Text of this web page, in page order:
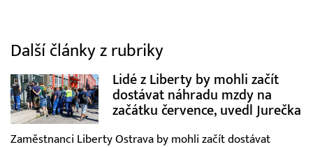
Další články z rubriky
Lidé z Liberty by mohli začít
dostávat náhradu mzdy na
začátku července, uvedl Jurečka
Zaměstnanci Liberty Ostrava by mohli začít dostávat